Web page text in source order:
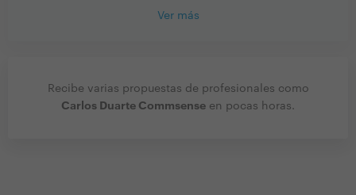
Ver más
Recibe varias propuestas de profesionales como
Carlos Duarte Commsense en pocas horas.